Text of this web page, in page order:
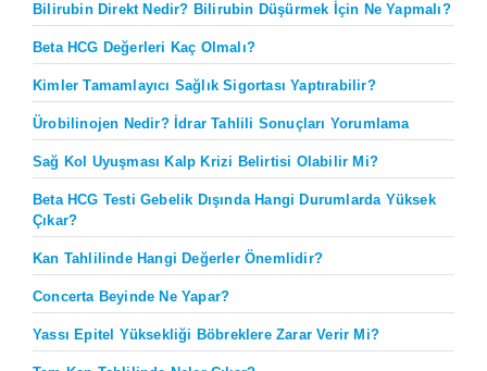
Bilirubin Direkt Nedir? Bilirubin Düşürmek İçin Ne Yapmalı?
Beta HCG Değerleri Kaç Olmalı?
Kimler Tamamlayıcı Sağlık Sigortası Yaptırabilir?
Ürobilinojen Nedir? İdrar Tahlili Sonuçları Yorumlama
Sağ Kol Uyuşması Kalp Krizi Belirtisi Olabilir Mi?
Beta HCG Testi Gebelik Dışında Hangi Durumlarda Yüksek
Çıkar?
Kan Tahlilinde Hangi Değerler Önemlidir?
Concerta Beyinde Ne Yapar?
Yassı Epitel Yüksekliği Böbreklere Zarar Verir Mi?